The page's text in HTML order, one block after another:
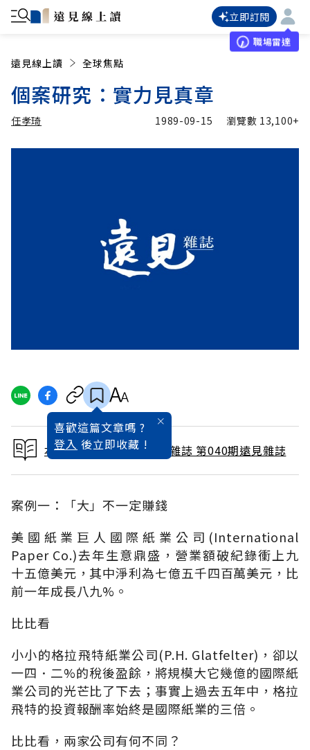
立即訂閱
職場雷達
遠見線上讀 全球焦點
個案研究：實力見真章
任孝琦 1989-09-15 瀏覽數 13,100+
喜歡這篇文章嗎 ?
登入 後立即收藏 !
本文出自 1989 / 10月號雜誌 第040期遠見雜誌
案例一：「大」不一定賺錢
美國紙業巨人國際紙業公司(International
Paper Co.)去年生意鼎盛，營業額破紀錄衝上九
十五億美元，其中淨利為七億五千四百萬美元，比
前一年成長八九%。
比比看
小小的格拉飛特紙業公司(P.H. Glatfelter)，卻以
一四．二%的稅後盈餘，將規模大它幾億的國際紙
業公司的光芒比了下去；事實上過去五年中，格拉
飛特的投資報酬率始終是國際紙業的三倍。
比比看，兩家公司有何不同？